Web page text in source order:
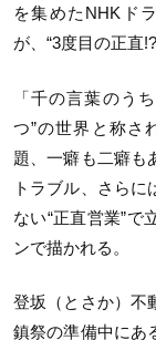
を集めたNHKド
が、“3度目の正直
「千の言葉のう
つ”の世界と称さ
題、一癖も二癖も
トラブル、さら
ない“正直営業”で
ンで描かれる。
登坂（とさか）不
鎮祭の準備中にあ